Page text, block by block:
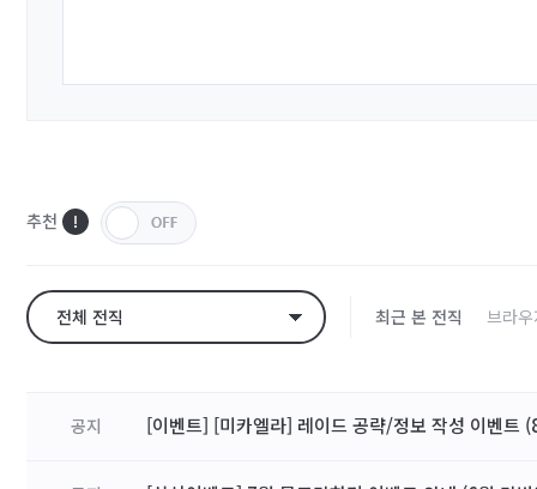
추천
전체 전직 최근 본 전직 브라
공지 [이벤트] [미카엘라] 레이드 공략/정보 작성 이벤트